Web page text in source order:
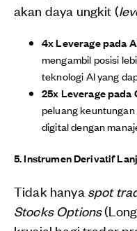
akan daya ungkit (
4x Leverage pada
mengambil posisi
teknologi AI yang
25x Leverage pada
peluang
digital dengan
5. Instrumen Derivatif
Tidak hanya spot
Stocks Options